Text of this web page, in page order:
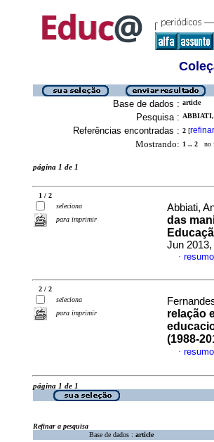
Base de dados : article
Pesquisa :
Referências encontradas : 2 [refinar
Mostrando: 1 .. 2 no
página 1 de 1
1 / 2
seleciona
para imprimir
Abbiati,
das
Jun
·
2 / 2
seleciona
para imprimir
relação
(1988-
·
página 1 de 1
Refinar a pesquisa
Base de dados : article